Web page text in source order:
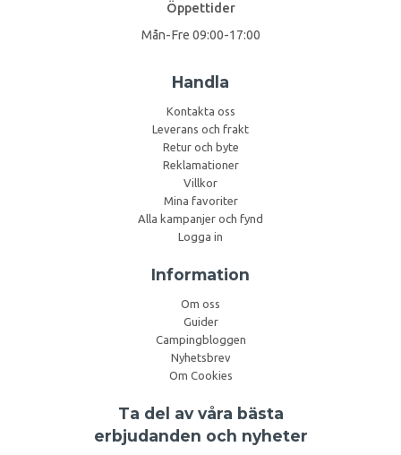
Öppettider
Mån-Fre 09:00-17:00
Handla
Kontakta oss
Leverans och frakt
Retur och byte
Reklamationer
Villkor
Mina favoriter
Alla kampanjer och fynd
Logga in
Information
Om oss
Guider
Campingbloggen
Nyhetsbrev
Om Cookies
Ta del av våra bästa
erbjudanden och nyheter